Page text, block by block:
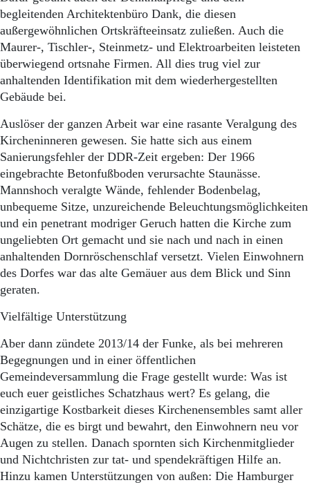
begleitenden Architektenbüro Dank, die diesen
außergewöhnlichen Ortskräfteeinsatz zuließen. Auch die
Maurer-, Tischler-, Steinmetz- und Elektroarbeiten leisteten
überwiegend ortsnahe Firmen. All dies trug viel zur
anhaltenden Identifikation mit dem wiederhergestellten
Gebäude bei.
Auslöser der ganzen Arbeit war eine rasante Veralgung des
Kircheninneren gewesen. Sie hatte sich aus einem
Sanierungsfehler der DDR-Zeit ergeben: Der 1966
eingebrachte Betonfußboden verursachte Staunässe.
Mannshoch veralgte Wände, fehlender Bodenbelag,
unbequeme Sitze, unzureichende Beleuchtungsmöglichkeiten
und ein penetrant modriger Geruch hatten die Kirche zum
ungeliebten Ort gemacht und sie nach und nach in einen
anhaltenden Dornröschenschlaf versetzt. Vielen Einwohnern
des Dorfes war das alte Gemäuer aus dem Blick und Sinn
geraten.
Vielfältige Unterstützung
Aber dann zündete 2013/14 der Funke, als bei mehreren
Begegnungen und in einer öffentlichen
Gemeindeversammlung die Frage gestellt wurde: Was ist
euch euer geistliches Schatzhaus wert? Es gelang, die
einzigartige Kostbarkeit dieses Kirchenensembles samt aller
Schätze, die es birgt und bewahrt, den Einwohnern neu vor
Augen zu stellen. Danach spornten sich Kirchenmitglieder
und Nichtchristen zur tat- und spendekräftigen Hilfe an.
Hinzu kamen Unterstützungen von außen: Die Hamburger